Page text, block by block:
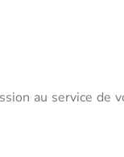
au service de